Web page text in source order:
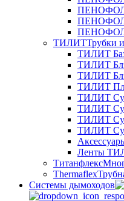
ПЕНОФОЛ
ПЕНОФОЛ
ПЕНОФОЛ
ТИЛИТТрубки
ТИЛИТ
ТИЛИТ
ТИЛИТ
ТИЛИТ
ТИЛИТ
ТИЛИТ
ТИЛИТ
ТИЛИТ
Ленты
Титанфлекс
Thermaflex
Cистемы дымоходов